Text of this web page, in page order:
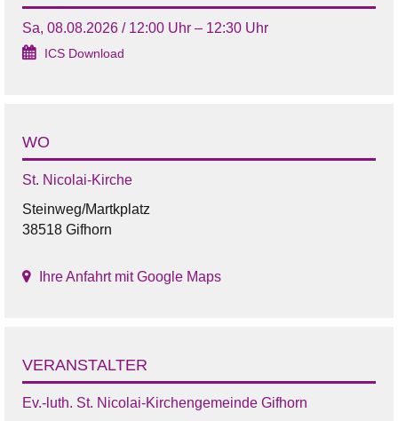
Sa, 08.08.2026 / 12:00 Uhr – 12:30 Uhr
ICS Download
WO
St. Nicolai-Kirche
Steinweg/Martkplatz
38518 Gifhorn
Ihre Anfahrt mit Google Maps
VERANSTALTER
Ev.-luth. St. Nicolai-Kirchengemeinde Gifhorn